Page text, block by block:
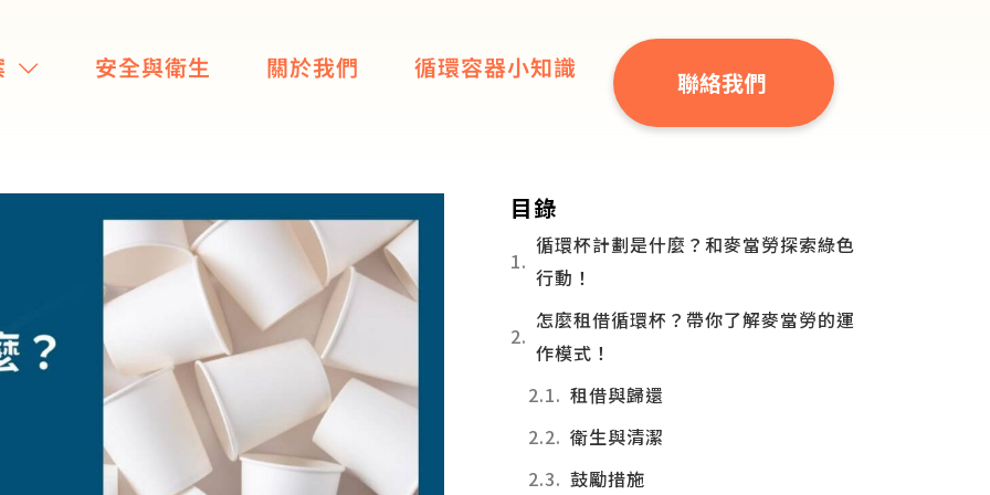
安全與衛生 關於我們 循環容器小知識 聯絡我們
目錄
循環杯計劃是什麼？和麥當勞探索綠色
行動！
怎麼租借循環杯？帶你了解麥當勞的運
作模式！
租借與歸還
衛生與清潔
鼓勵措施